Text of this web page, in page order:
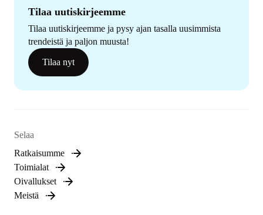
Tilaa uutiskirjeemme
Tilaa uutiskirjeemme ja pysy ajan tasalla uusimmista
trendeistä ja paljon muusta!
Tilaa nyt
Selaa
Ratkaisumme
Toimialat
Oivallukset
Meistä